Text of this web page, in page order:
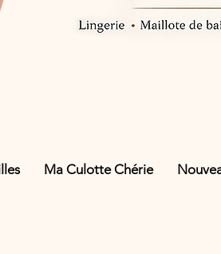
Ma Culotte Chérie